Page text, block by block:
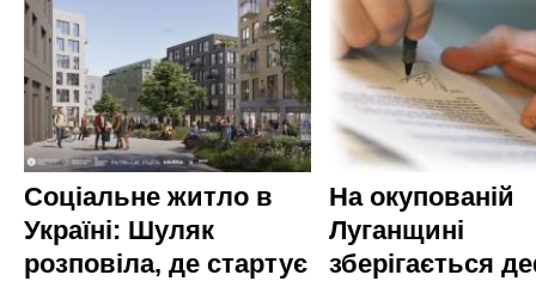
Соціальне житло в
Україні: Шуляк
розповіла, де стартує
На окупованій
Луганщині
зберігається